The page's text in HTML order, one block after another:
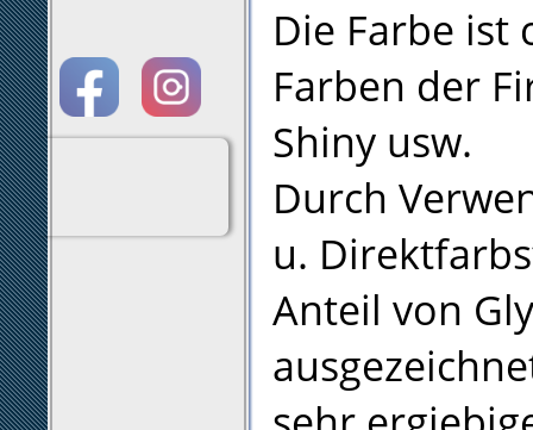
Die Farbe ist
Farben der
Shiny usw.
Durch
u.
Anteil von